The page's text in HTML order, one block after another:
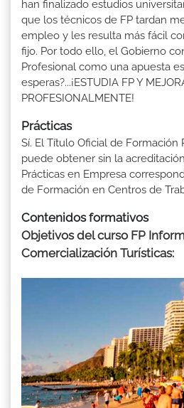
han finalizado estudios
que los técnicos de FP tardan
empleo y les resulta más fácil
fijo. Por todo ello, el Gobierno
Profesional como una apuesta
esperas?...¡ESTUDIA FP Y
PROFESIONALMENTE!
Prácticas
Sí. El Título Oficial de Formación
puede obtener sin la
Prácticas en Empresa
de Formación en Centros de
Contenidos formativos
Objetivos del curso FP
Comercialización Turísticas: